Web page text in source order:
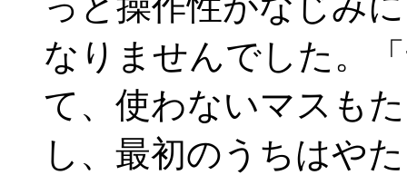
なりませんでした。
て、使わないマスも
し、最初のうちはや